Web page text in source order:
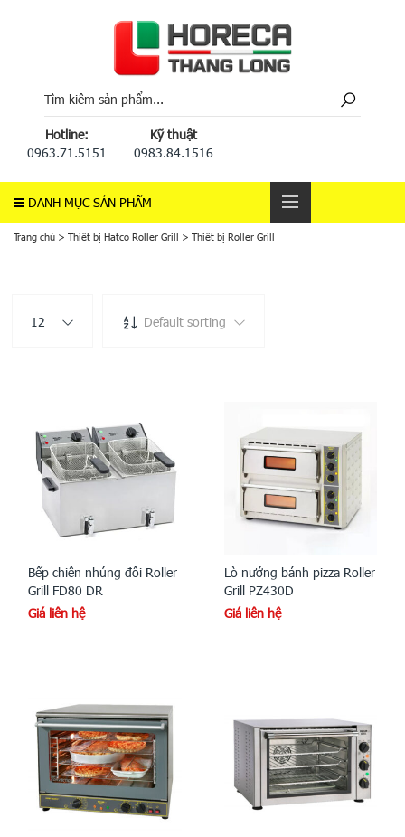
Hotline:
0963.71.5151
Kỹ thuật
0983.84.1516
DANH MỤC SẢN PHẨM
Trang chủ > Thiết bị Hatco Roller Grill > Thiết bị Roller Grill
12 Default sorting
Bếp chiên nhúng đôi Roller
Grill FD80 DR
Giá liên hệ
Lò nướng bánh pizza Roller
Grill PZ430D
Giá liên hệ